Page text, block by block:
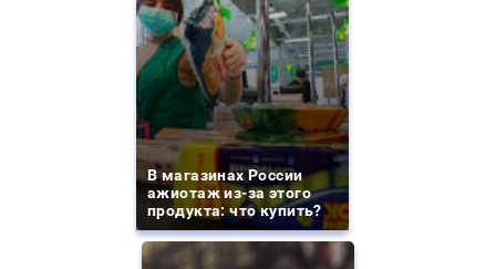
В магазинах России
ажиотаж из-за этого
продукта: что купить?